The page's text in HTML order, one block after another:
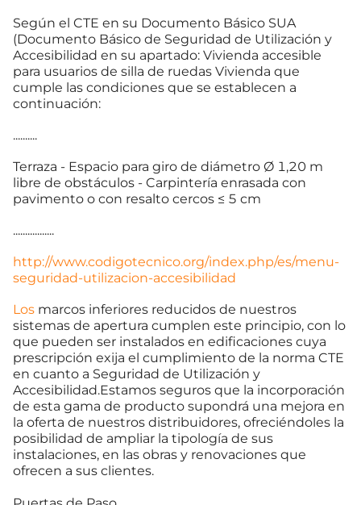
Según el CTE en su Documento Básico SUA
(Documento Básico de Seguridad de Utilización y
Accesibilidad en su apartado: Vivienda accesible
para usuarios de silla de ruedas Vivienda que
cumple las condiciones que se establecen a
continuación:
..........
Terraza - Espacio para giro de diámetro Ø 1,20 m
libre de obstáculos - Carpintería enrasada con
pavimento o con resalto cercos ≤ 5 cm
.................
http://www.codigotecnico.org/index.php/es/menu-
seguridad-utilizacion-accesibilidad
Los marcos inferiores reducidos de nuestros
sistemas de apertura cumplen este principio, con lo
que pueden ser instalados en edificaciones cuya
prescripción exija el cumplimiento de la norma CTE
en cuanto a Seguridad de Utilización y
Accesibilidad.Estamos seguros que la incorporación
de esta gama de producto supondrá una mejora en
la oferta de nuestros distribuidores, ofreciéndoles la
posibilidad de ampliar la tipología de sus
instalaciones, en las obras y renovaciones que
ofrecen a sus clientes.